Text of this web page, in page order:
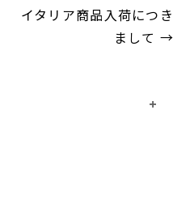
イタリア商品入荷につき
まして →
+